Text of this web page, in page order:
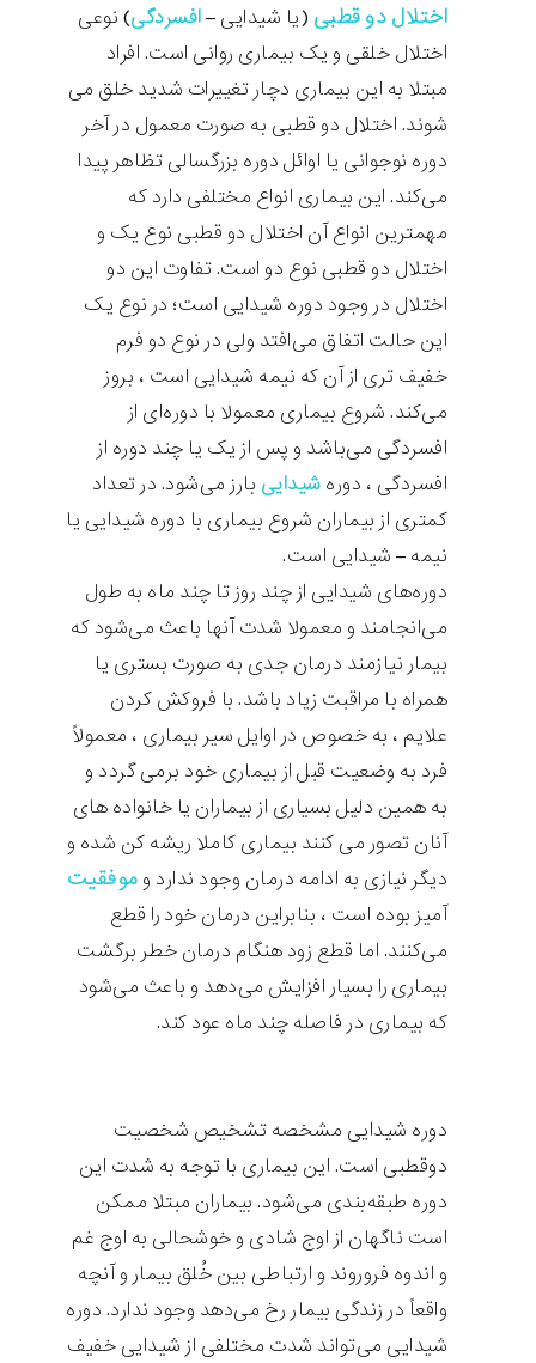
اختلال دو قطبی (یا شیدایی –افسردگی) نوعی
اختلال خلقی و یک بیماری روانی است. افراد
مبتلا به این بیماری دچار تغییرات شدید خلق می‌
شوند. اختلال دو قطبی به صورت معمول در آخر
دوره نوجوانی یا اوائل دوره بزرگسالی تظاهر پیدا
می‌کند. این بیماری انواع مختلفی دارد که
مهمترین انواع آن اختلال دو قطبی نوع یک و
اختلال دو قطبی نوع دو است. تفاوت این دو
اختلال در وجود دوره شیدایی است؛ در نوع یک
این حالت اتفاق می‌افتد ولی در نوع دو فرم
خفیف‌ تری از آن که نیمه‌ شیدایی است ، بروز
می‌کند. شروع بیماری معمولا با دوره‌ای از
افسردگی می‌باشد و پس از یک یا چند دوره از
افسردگی ، دوره شیدایی بارز می‌شود. در تعداد
کمتری از بیماران شروع بیماری با دوره شیدایی یا
نیمه – شیدایی است.
دوره‌های شیدایی از چند روز تا چند ماه به طول
می‌انجامند و معمولا شدت آنها باعث می‌شود که
بیمار نیازمند درمان جدی به صورت بستری یا
همراه با مراقبت زیاد باشد. با فروکش کردن
علایم ، به خصوص در اوایل سیر بیماری ، معمولاً
فرد به وضعیت قبل از بیماری خود برمی‌ گردد و
به همین دلیل بسیاری از بیماران یا خانواده‌ های
آنان تصور می‌ کنند بیماری کاملا ریشه کن شده و
دیگر نیازی به ادامه درمان وجود ندارد و موفقیت
آمیز بوده است ، بنابراین درمان خود را قطع
می‌کنند. اما قطع زود هنگام درمان خطر برگشت
بیماری را بسیار افزایش می‌دهد و باعث می‌شود
که بیماری در فاصله چند ماه عود کند.
دوره شیدایی مشخصه تشخیص شخصیت
دوقطبی است. این بیماری با توجه به شدت این
دوره طبقه‌بندی می‌شود. بیماران مبتلا ممکن
است ناگهان از اوج شادی و خوشحالی به اوج غم
و اندوه فروروند و ارتباطی بین خُلق بیمار و آنچه
واقعاً در زندگی بیمار رخ می‌دهد وجود ندارد. دوره
شیدایی می‌تواند شدت مختلفی از شیدایی خفیف